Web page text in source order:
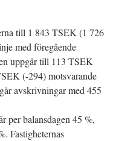
till 1 843 TSEK (1 726
med föregående
uppgår till 113 TSEK
(-294) motsvarande
avskrivningar med 455
per balansdagen 45 %,
Fastigheternas